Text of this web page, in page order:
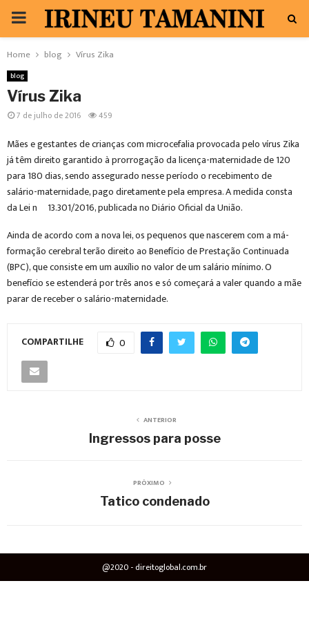
PRIMARY
MENU
Home blog Vírus Zika
blog
Vírus Zika
7 de julho de 2016 459
Mães e gestantes de crianças com microcefalia provocada pelo vírus Zika
já têm direito garantido à prorrogação da licença-maternidade de 120
para 180 dias, sendo assegurado nesse período o recebimento de
salário-maternidade, pago diretamente pela empresa. A medida consta
da Lei nº 13.301/2016, publicada no Diário Oficial da União.
Ainda de acordo com a nova lei, os pequenos que nascerem com a má-
formação cerebral terão direito ao Benefício de Prestação Continuada
(BPC), que consiste em um auxílio no valor de um salário mínimo. O
benefício se estenderá por três anos e só começará a valer quando a mãe
parar de receber o salário-maternidade.
COMPARTILHE 0
ANTERIOR
Ingressos para posse
PRÓXIMO
Tatico condenado
@2020 - direitoglobal.com.br